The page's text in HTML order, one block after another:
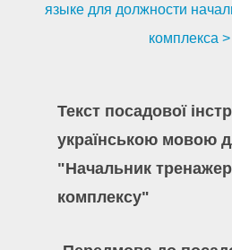
языке для должности
комплекса
Текст посадової
українською мовою
"Начальник
комплексу"